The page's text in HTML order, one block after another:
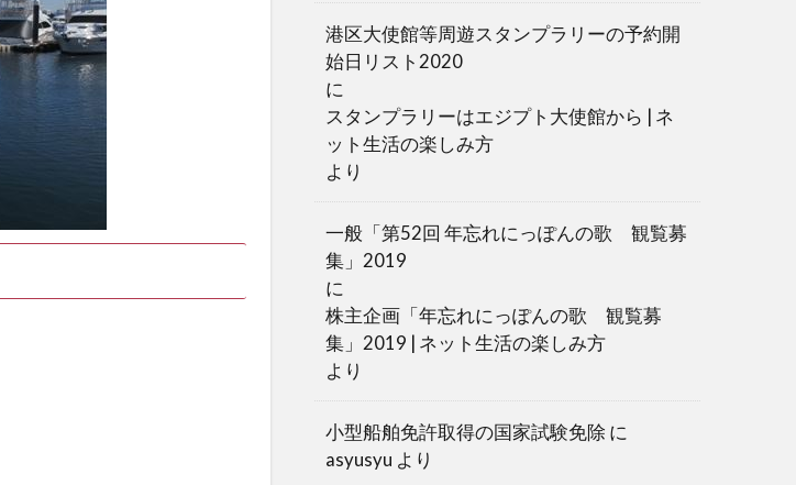
港区大使館等周遊スタンプラリーの予約開
始日リスト2020
に
スタンプラリーはエジプト大使館から | ネ
ット生活の楽しみ方
より
一般「第52回 年忘れにっぽんの歌 観覧募
集」2019
に
株主企画「年忘れにっぽんの歌 観覧募
集」2019 | ネット生活の楽しみ方
より
小型船舶免許取得の国家試験免除 に
asyusyu より